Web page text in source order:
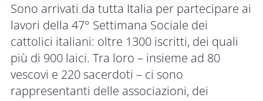
Sono arrivati da tutta Italia per partecipare ai
lavori della 47° Settimana Sociale dei
cattolici italiani: oltre 1300 iscritti, dei quali
più di 900 laici. Tra loro – insieme ad 80
vescovi e 220 sacerdoti – ci sono
rappresentanti delle associazioni, dei